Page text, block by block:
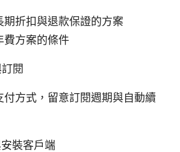
期折扣與退款保證的方案
費方案的條件
閱
付方式，留意訂閱週期與自動續
裝客戶端